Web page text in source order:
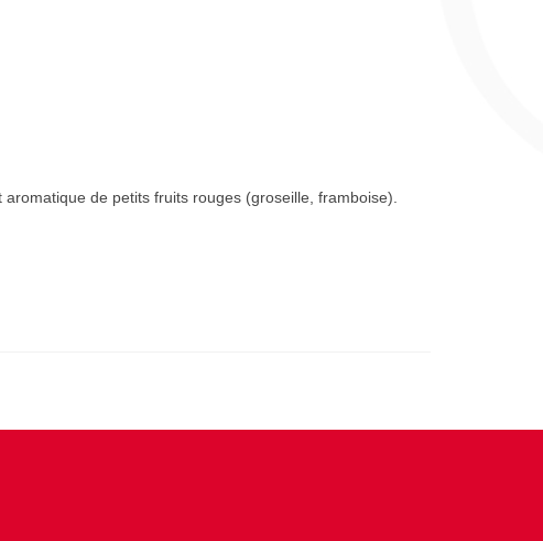
de petits fruits rouges (groseille, framboise).